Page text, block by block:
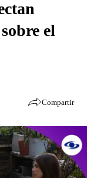
el
Compartir